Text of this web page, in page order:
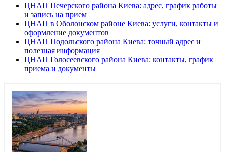
ЦНАП Печерского района Киева: адрес, график работы
и запись на прием
ЦНАП в Оболонском районе Киева: услуги, контакты и
оформление документов
ЦНАП Подольского района Киева: точный адрес и
полезная информация
ЦНАП Голосеевского района Киева: контакты, график
приема и документы